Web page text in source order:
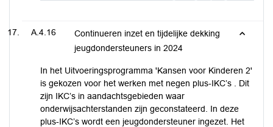
A.4.16
Continueren inzet en tijdelijke dekking
jeugdondersteuners in 2024
In het Uitvoeringsprogramma 'Kansen voor Kinderen 2'
is gekozen voor het werken met negen plus-IKC’s . Dit
zijn IKC’s in aandachtsgebieden waar
onderwijsachterstanden zijn geconstateerd. In deze
plus-IKC’s wordt een jeugdondersteuner ingezet. Het